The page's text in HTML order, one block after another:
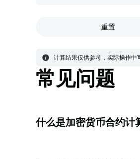
重置
计算结果仅供参考，实际操作中
常见问题
什么是加密货币合约计